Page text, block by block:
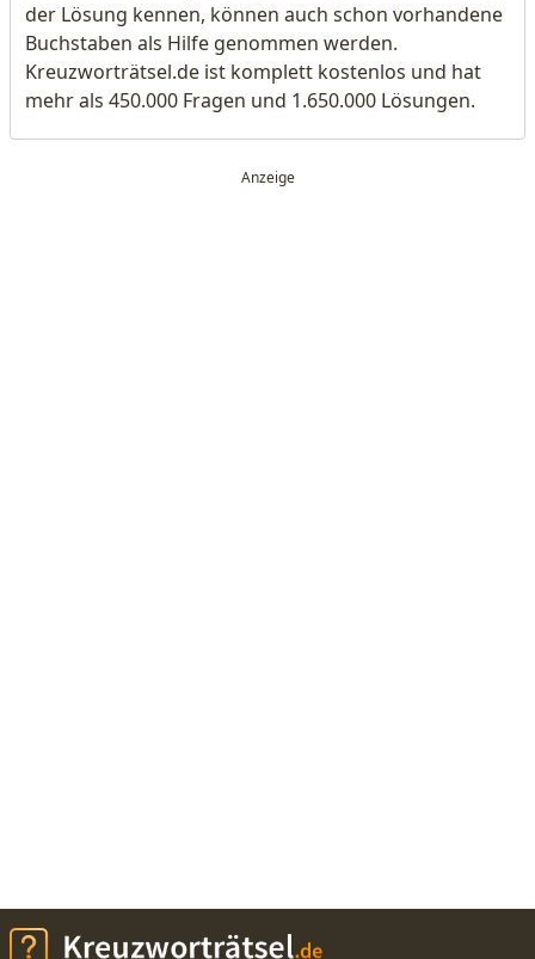
der Lösung kennen, können auch schon vorhandene
Buchstaben als Hilfe genommen werden.
Kreuzworträtsel.de ist komplett kostenlos und hat
mehr als 450.000 Fragen und 1.650.000 Lösungen.